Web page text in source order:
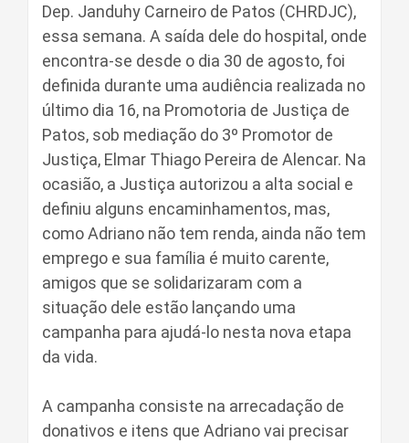
Dep. Janduhy Carneiro de Patos (CHRDJC),
essa semana. A saída dele do hospital, onde
encontra-se desde o dia 30 de agosto, foi
definida durante uma audiência realizada no
último dia 16, na Promotoria de Justiça de
Patos, sob mediação do 3º Promotor de
Justiça, Elmar Thiago Pereira de Alencar. Na
ocasião, a Justiça autorizou a alta social e
definiu alguns encaminhamentos, mas,
como Adriano não tem renda, ainda não tem
emprego e sua família é muito carente,
amigos que se solidarizaram com a
situação dele estão lançando uma
campanha para ajudá-lo nesta nova etapa
da vida.
A campanha consiste na arrecadação de
donativos e itens que Adriano vai precisar